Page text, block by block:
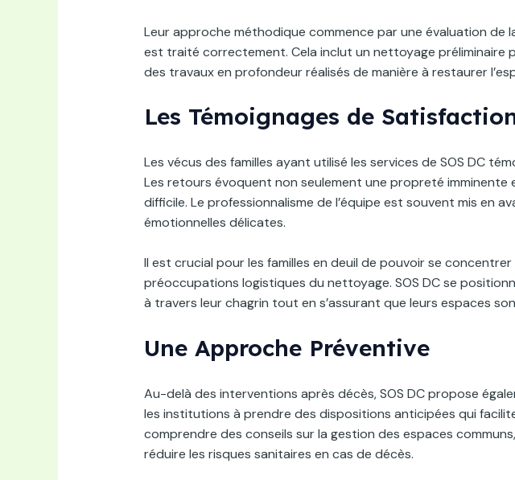
Leur approche méthodique commence par une évaluation de
est traité correctement. Cela inclut un nettoyage
des travaux en profondeur réalisés de manière à restaurer
Les Témoignages de
Les vécus des familles ayant utilisé les services de SOS DC
Les retours évoquent non seulement une propreté
difficile. Le professionnalisme de l’équipe est souvent mis en
émotionnelles délicates.
Il est crucial pour les familles en deuil de pouvoir se
préoccupations logistiques du nettoyage. SOS DC se
à travers leur chagrin tout en s’assurant que leurs espaces
Une Approche Préventive
Au-delà des interventions après décès, SOS DC propose
les institutions à prendre des dispositions anticipées qui
comprendre des conseils sur la gestion des espaces
réduire les risques sanitaires en cas de décès.